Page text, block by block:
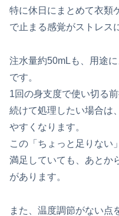
特に休日にまとめて衣類
で止まる感覚がストレス
注水量約50mLも、用途
です。
1回の身支度で使い切る
続けて処理したい場合は
やすくなります。
この「ちょっと足りない
満足していても、あとか
があります。
また、温度調節がない点